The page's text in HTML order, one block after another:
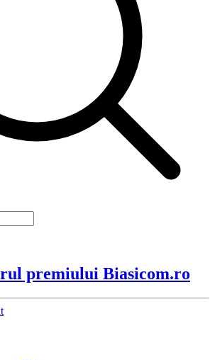
premiului Biasicom.ro